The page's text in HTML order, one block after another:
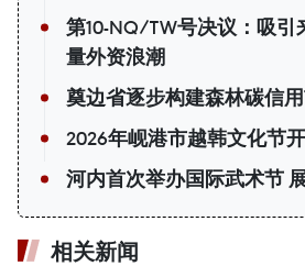
第10-NQ/TW号决议：吸引
量外资浪潮
奠边省逐步构建森林碳信
2026年岘港市越韩文化节
河内首次举办国际武术节
相关新闻